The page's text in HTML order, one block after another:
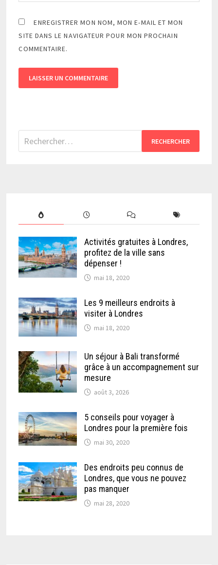
ENREGISTRER MON NOM, MON E-MAIL ET MON
SITE DANS LE NAVIGATEUR POUR MON PROCHAIN
COMMENTAIRE.
Rechercher :
Activités gratuites à Londres,
profitez de la ville sans
dépenser !
mai 18, 2020
Les 9 meilleurs endroits à
visiter à Londres
mai 18, 2020
Un séjour à Bali transformé
grâce à un accompagnement sur
mesure
août 3, 2026
5 conseils pour voyager à
Londres pour la première fois
mai 30, 2020
Des endroits peu connus de
Londres, que vous ne pouvez
pas manquer
mai 28, 2020